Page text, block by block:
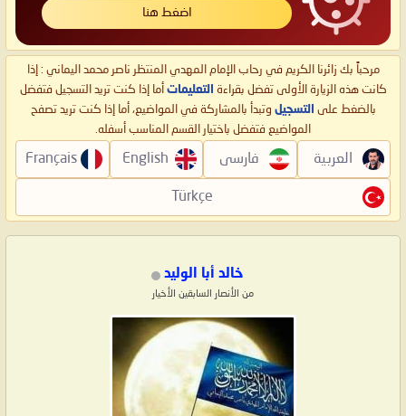
اضغط هنا
مرحباً بك زائرنا الكريم في رحاب الإمام المهدي المنتظر ناصر محمد اليماني : إذا
كانت هذه الزيارة الأولى تفضل بقراءة التعليمات أما إذا كنت تريد التسجيل فتفضل
بالضغط على التسجيل وتبدأ بالمشاركة في المواضيع، أما إذا كنت تريد تصفح
المواضيع فتفضل باختيار القسم المناسب أسفله.
العربية فارسی English
Français
Türkçe
خالد أبا الوليد
من الأنصار السابقين الأخيار